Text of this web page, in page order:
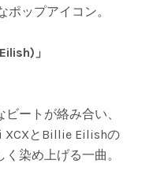
ップアイコン。
」
ートが絡み合い、
XCXとBillie Eilishの
染め上げる一曲。